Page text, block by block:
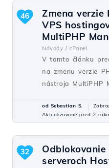
Zmena verzie
VPS
MultiPHP
Návody / cPanel
V tomto článku
na zmenu verzie
nástroja MultiPHP
46
od Sebastian S.
Aktualizované pred 2
serveroch
32